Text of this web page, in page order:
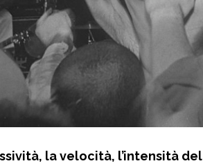
la velocità, l’intensità del